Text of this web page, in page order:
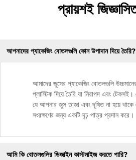
প্রায়শই
আপনাদের প্যাকেজিং বোতলগুলি কোন উপাদান দিয়ে তৈরি?
আমাদের জুসের প্যাকেজিং বোতলগুলি
প্লাস্টিক দিয়ে তৈরি যা নিরাপদ এবং টেকসই।
যে আপনার জুস তাজা এবং দূষিত না হয়ে
সংরক্ষণের জন্য একটি দৃঢ় পাত্র প্রদান করে।
আমি কি বোতলগুলির ডিজাইন কাস্টমাইজ করতে পারি?